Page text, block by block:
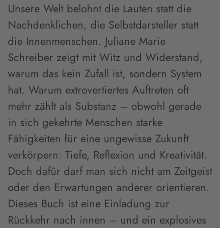
Unsere Welt belohnt die Lauten statt die
Nachdenklichen, die Selbstdarsteller statt
die Innenmenschen. Juliane Marie
Schreiber zeigt mit Witz und Widerstand,
warum das kein Zufall ist, sondern System
hat. Warum extrovertiertes Auftreten oft
mehr zählt als Substanz – obwohl gerade
in sich gekehrte Menschen starke
Fähigkeiten für eine ungewisse Zukunft
verkörpern: Tiefe, Reflexion und Kreativität.
Doch dafür darf man sich nicht am Zeitgeist
oder den Erwartungen anderer orientieren.
Dieses Buch ist eine Einladung zur
Rückkehr nach innen – und ein explosives